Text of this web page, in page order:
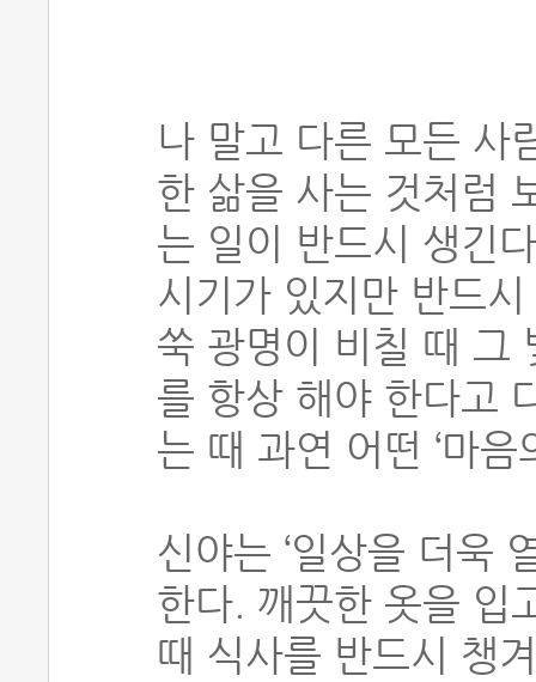
나 말고 다른 모든 사
한 삶을 사는 것처럼
는 일이 반드시 생긴
시기가 있지만 반드
쑥 광명이 비칠 때 그
를 항상 해야 한다고
는 때 과연 어떤 ‘마음
신야는 ‘일상을 더욱
한다. 깨끗한 옷을 입
때 식사를 반드시 챙